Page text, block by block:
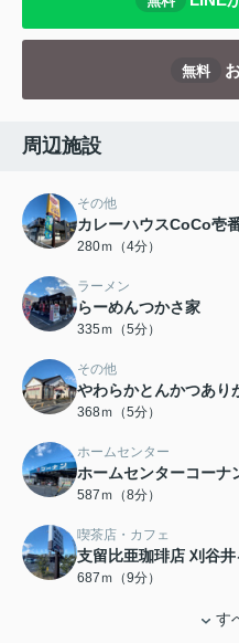
無料
周辺施設
その他
カレーハウスCoCo壱
280ｍ（4分）
ラーメン
らーめんつかさ家
335ｍ（5分）
その他
やわらかとんかつあり
368ｍ（5分）
ホームセンター
ホームセンターコーナ
587ｍ（8分）
喫茶店・カフェ
支留比亜珈琲店 刈谷
687ｍ（9分）
す